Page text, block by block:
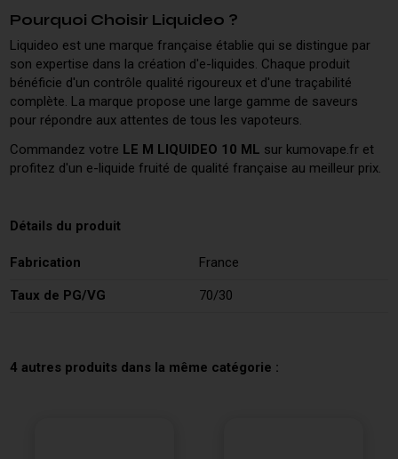
Pourquoi Choisir Liquideo ?
Liquideo est une marque française établie qui se distingue par
son expertise dans la création d'e-liquides. Chaque produit
bénéficie d'un contrôle qualité rigoureux et d'une traçabilité
complète. La marque propose une large gamme de saveurs
pour répondre aux attentes de tous les vapoteurs.
Commandez votre LE M LIQUIDEO 10 ML sur kumovape.fr et
profitez d'un e-liquide fruité de qualité française au meilleur prix.
Détails du produit
Fabrication France
Taux de PG/VG 70/30
4 autres produits dans la même catégorie :